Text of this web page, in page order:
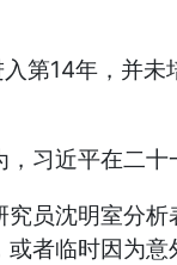
14年，并未
近平在二十
沈明室分析
者临时因为意